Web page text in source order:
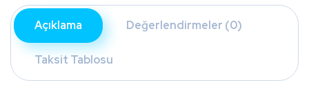
Açıklama Değerlendirmeler (0)
Taksit Tablosu